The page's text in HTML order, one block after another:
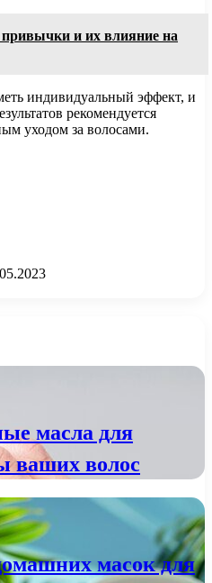
и их влияние на
индивидуальный эффект, и
рекомендуется
уходом за волосами.
масла для
ваших волос
масок для